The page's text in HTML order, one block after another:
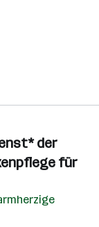
der
für